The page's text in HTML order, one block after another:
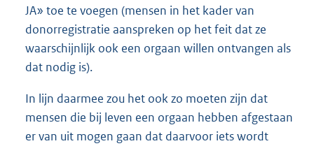
JA» toe te voegen (mensen in het kader van
donorregistratie aanspreken op het feit dat ze
waarschijnlijk ook een orgaan willen ontvangen als
dat nodig is).
In lijn daarmee zou het ook zo moeten zijn dat
mensen die bij leven een orgaan hebben afgestaan
er van uit mogen gaan dat daarvoor iets wordt